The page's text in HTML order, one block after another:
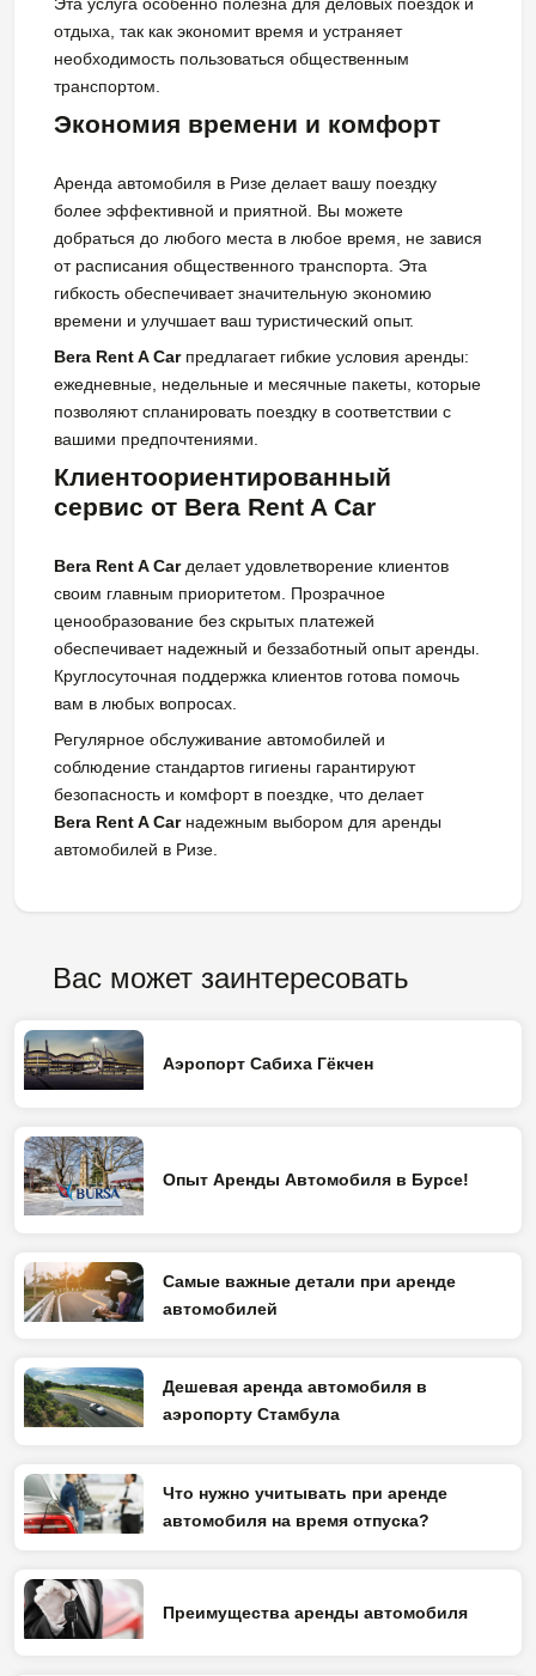
отдыха, так как экономит время и устраняет
необходимость пользоваться общественным
транспортом.
Экономия времени и комфорт
Аренда автомобиля в Ризе делает вашу поездку
более эффективной и приятной. Вы можете
добраться до любого места в любое время, не завися
от расписания общественного транспорта. Эта
гибкость обеспечивает значительную экономию
времени и улучшает ваш туристический опыт.
Bera Rent A Carпредлагает гибкие условия аренды:
ежедневные, недельные и месячные пакеты, которые
позволяют спланировать поездку в соответствии с
вашими предпочтениями.
Клиентоориентированный
сервис от Bera Rent A Car
Bera Rent A Carделает удовлетворение клиентов
своим главным приоритетом. Прозрачное
ценообразование без скрытых платежей
обеспечивает надежный и беззаботный опыт аренды.
Круглосуточная поддержка клиентов готова помочь
вам в любых вопросах.
Регулярное обслуживание автомобилей и
соблюдение стандартов гигиены гарантируют
безопасность и комфорт в поездке, что делает
Bera Rent A Carнадежным выбором для аренды
автомобилей в Ризе.
Вас может заинтересовать
Аэропорт Сабиха Гёкчен
Опыт Аренды Автомобиля в Бурсе!
Самые важные детали при аренде
автомобилей
Дешевая аренда автомобиля в
аэропорту Стамбула
Что нужно учитывать при аренде
автомобиля на время отпуска?
Преимущества аренды автомобиля